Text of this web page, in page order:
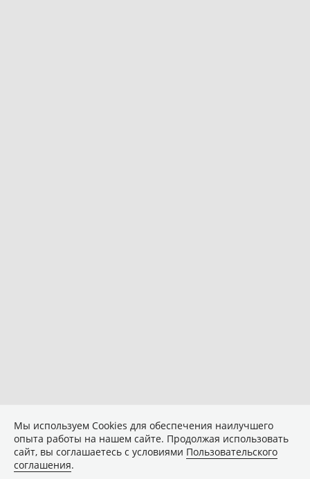
Мы используем Сookies для обеспечения наилучшего
опыта работы на нашем сайте. Продолжая использовать
сайт, вы соглашаетесь с условиями Пользовательского
соглашения.